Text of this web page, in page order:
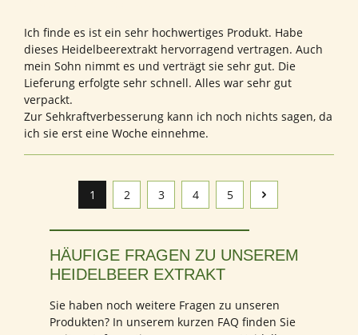
Ich finde es ist ein sehr hochwertiges Produkt. Habe
dieses Heidelbeerextrakt hervorragend vertragen. Auch
mein Sohn nimmt es und verträgt sie sehr gut. Die
Lieferung erfolgte sehr schnell. Alles war sehr gut
verpackt.
Zur Sehkraftverbesserung kann ich noch nichts sagen, da
ich sie erst eine Woche einnehme.
Seite
1 Seite
2 Seite
3 Seite
4 Seite
5
HÄUFIGE FRAGEN ZU UNSEREM
HEIDELBEER EXTRAKT
Sie haben noch weitere Fragen zu unseren
Produkten? In unserem kurzen FAQ finden Sie